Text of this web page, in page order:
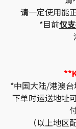
请一定使用能
*目前仅
*中国大陆/港澳台
下单时运送地址
（以上地区